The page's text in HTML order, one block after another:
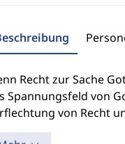
Recht zur Sache
Spannungsfeld von
von Recht